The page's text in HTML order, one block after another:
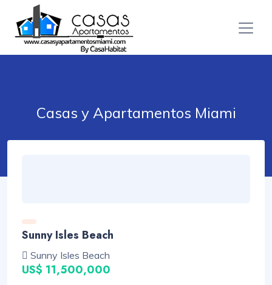
Casas y Apartamentos Miami
Sunny Isles Beach
Sunny Isles Beach
US$ 11,500,000